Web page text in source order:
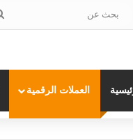
العملات الرقمية